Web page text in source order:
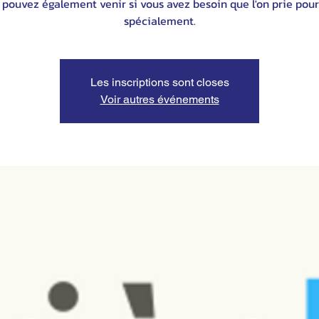
également venir si vous avez besoin que l'on prie
spécialement.
Les inscriptions sont closes
Voir autres événements